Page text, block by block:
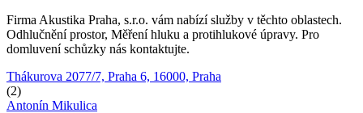
Firma Akustika Praha, s.r.o. vám nabízí služby v těchto oblastech.
Odhlučnění prostor, Měření hluku a protihlukové úpravy. Pro
domluvení schůzky nás kontaktujte.
Thákurova 2077/7, Praha 6, 16000, Praha
(2)
Antonín Mikulica